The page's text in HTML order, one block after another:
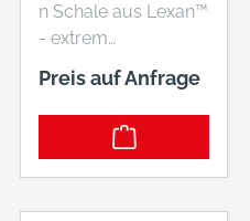
n Schale aus Lexan™
- extrem
widerstandsfähig
gegen
Schlageinwirkungen
BOLT™ System -
Preis auf Anfrage